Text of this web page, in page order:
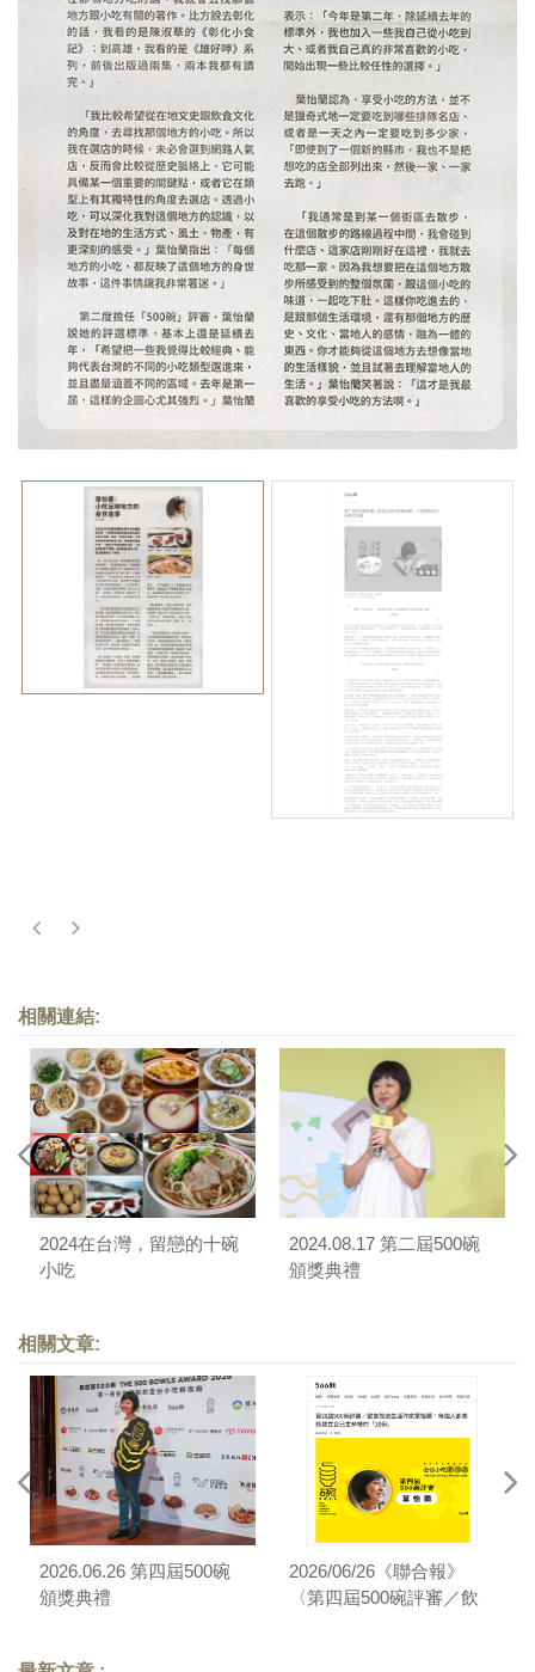
相關連結:
2024在台灣，留戀的十碗
小吃
2024.08.17 第二屆500碗
頒獎典禮
相關文章:
2026.06.26 第四屆500碗
頒獎典禮
2026/06/26《聯合報》
〈第四屆500碗評審／飲